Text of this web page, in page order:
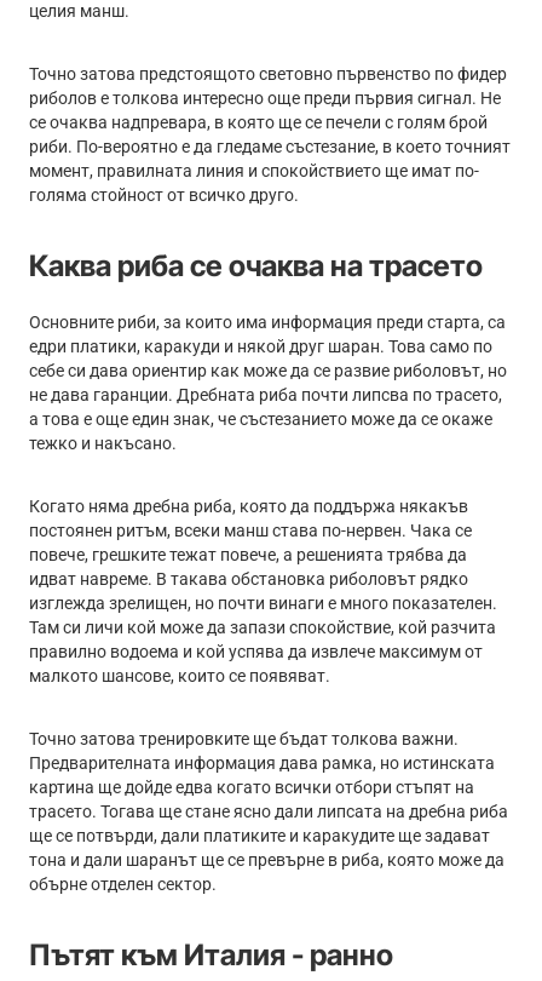
целия манш.
Точно затова предстоящото световно първенство по фидер
риболов е толкова интересно още преди първия сигнал. Не
се очаква надпревара, в която ще се печели с голям брой
риби. По-вероятно е да гледаме състезание, в което точният
момент, правилната линия и спокойствието ще имат по-
голяма стойност от всичко друго.
Каква риба се очаква на трасето
Основните риби, за които има информация преди старта, са
едри платики, каракуди и някой друг шаран. Това само по
себе си дава ориентир как може да се развие риболовът, но
не дава гаранции. Дребната риба почти липсва по трасето,
а това е още един знак, че състезанието може да се окаже
тежко и накъсано.
Когато няма дребна риба, която да поддържа някакъв
постоянен ритъм, всеки манш става по-нервен. Чака се
повече, грешките тежат повече, а решенията трябва да
идват навреме. В такава обстановка риболовът рядко
изглежда зрелищен, но почти винаги е много показателен.
Там си личи кой може да запази спокойствие, кой разчита
правилно водоема и кой успява да извлече максимум от
малкото шансове, които се появяват.
Точно затова тренировките ще бъдат толкова важни.
Предварителната информация дава рамка, но истинската
картина ще дойде едва когато всички отбори стъпят на
трасето. Тогава ще стане ясно дали липсата на дребна риба
ще се потвърди, дали платиките и каракудите ще задават
тона и дали шаранът ще се превърне в риба, която може да
обърне отделен сектор.
Пътят към Италия - ранно